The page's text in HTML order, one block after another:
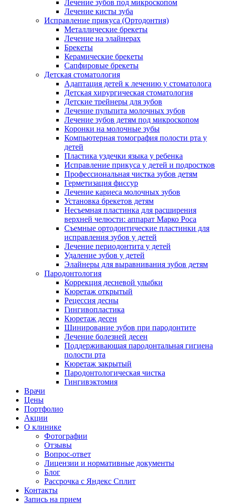
Лечение зубов под микроскопом
Лечение кисты зуба
Исправление прикуса (Ортодонтия)
Металлические брекеты
Лечение на элайнерах
Брекеты
Керамические брекеты
Сапфировые брекеты
Детская стоматология
Адаптация детей к лечению у стоматолога
Детская хирургическая стоматология
Детские трейнеры для зубов
Лечение пульпита молочных зубов
Лечение зубов детям под микроскопом
Коронки на молочные зубы
Компьютерная томография полости рта у
детей
Пластика уздечки языка у ребенка
Исправление прикуса у детей и подростков
Профессиональная чистка зубов детям
Герметизация фиссур
Лечение кариеса молочных зубов
Установка брекетов детям
Несъемная пластинка для расширения
верхней челюсти: аппарат Марко Роса
Съемные ортодонтические пластинки для
исправления зубов у детей
Лечение периодонтита у детей
Удаление зубов у детей
Элайнеры для выравнивания зубов детям
Пародонтология
Коррекция десневой улыбки
Кюретаж открытый
Рецессия десны
Гингивопластика
Кюретаж десен
Шинирование зубов при пародонтите
Лечение болезней десен
Поддерживающая пародонтальная гигиена
полости рта
Кюретаж закрытый
Пародонтологическая чистка
Гингивэктомия
Врачи
Цены
Портфолио
Акции
О клинике
Фотографии
Отзывы
Вопрос-ответ
Лицензии и нормативные документы
Блог
Рассрочка с Яндекс Сплит
Контакты
Запись на прием